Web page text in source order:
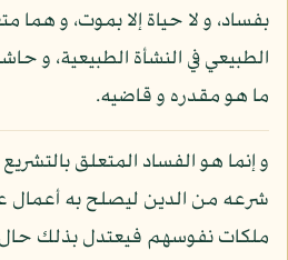
بفساد، و لا حياة إلا بموت، و هما
الطبيعي في النشأة الطبيعية، و
ما هو مقدره و قاضيه.
و إنما هو الفساد المتعلق
شرعه من الدين ليصلح به أعمال
ملكات نفوسهم فيعتدل بذلك حال